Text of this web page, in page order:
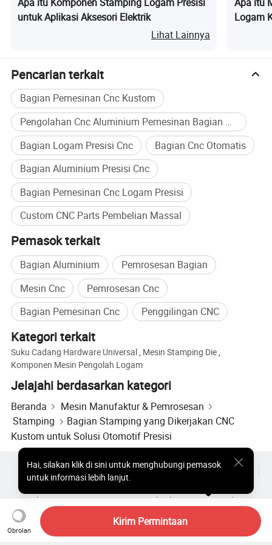
termasuk sistem pemotongan laser canggih, alat
berat dengan baja, dan alat berat dengan tekukan
serbaguna. Alat ini menjamin kaliber kemampuan
produksi tertinggi, sehingga menghasilkan kualitas
dan presisi yang unggul di setiap proyek.
2. Toleransi: Komitmen kami terhadap ketepatan
yang cermat ditunjukkan melalui standar toleransi
ketat kami sebesar +/-0,1mm, memastikan setiap
aspek proyek Anda dieksekusi dengan presisi tak
tertandingi.
Apa itu Komponen Stamping Logam Presisi
untuk Aplikasi Aksesori Elektrik
Lihat Lainnya
Apa itu
Logam
Pencarian terkait
Bagian Pemesinan Cnc Kustom
Pengolahan Cnc Aluminium Pemesinan Bagian Presisi
Bagian Logam Presisi Cnc
Bagian Cnc Otomatis
Bagian Aluminium Presisi Cnc
Bagian Pemesinan Cnc Logam Presisi
Custom CNC Parts Pembelian Massal
Pemasok terkait
Bagian Aluminium
Pemrosesan Bagian
Mesin Cnc
Pemrosesan Cnc
Bagian Pemesinan Cnc
Penggilingan CNC
Kategori terkait
Suku Cadang Hardware Universal, Mesin Stamping Die,
Komponen Mesin Pengolah Logam
Jelajahi berdasarkan kategori
Beranda
Mesin Manufaktur & Pemrosesan
Stamping
Bagian Stamping yang Dikerjakan CNC
Kustom untuk Solusi Otomotif Presisi
Obrolan
Kirim Permintaan
Hai,silakan klik di sini untuk menghubungi pemasok
untuk informasi lebih lanjut.
Produk Populer Harga Produk Panas
Produk Panas Grosir
Pembeli bintang
Amplop
Perjanjian Pengguna Kebijakan Privasi
Hubungi
Copyright © 2026 Focus Technology Co., Ltd. All Rights Reserved